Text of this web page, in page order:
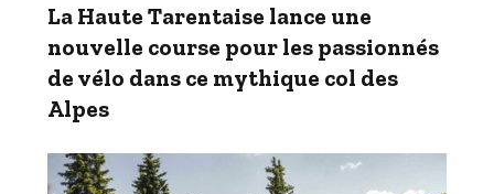
La Haute Tarentaise lance une
nouvelle course pour les passionnés
de vélo dans ce mythique col des
Alpes